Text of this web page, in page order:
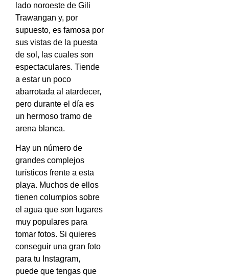
lado noroeste de Gili
Trawangan y, por
supuesto, es famosa por
sus vistas de la puesta
de sol, las cuales son
espectaculares. Tiende
a estar un poco
abarrotada al atardecer,
pero durante el día es
un hermoso tramo de
arena blanca.
Hay un número de
grandes complejos
turísticos frente a esta
playa. Muchos de ellos
tienen columpios sobre
el agua que son lugares
muy populares para
tomar fotos. Si quieres
conseguir una gran foto
para tu Instagram,
puede que tengas que